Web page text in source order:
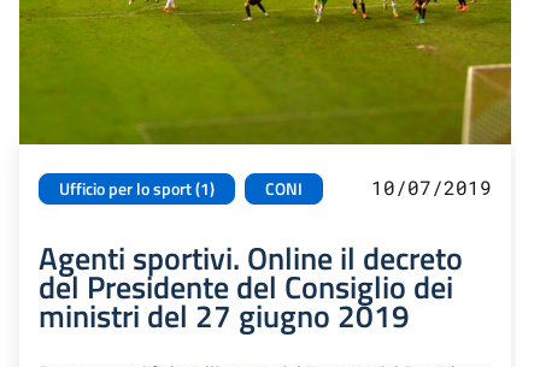
Ufficio per lo sport (1) CONI 10/07/2019
Agenti sportivi. Online il decreto
del Presidente del Consiglio dei
ministri del 27 giugno 2019